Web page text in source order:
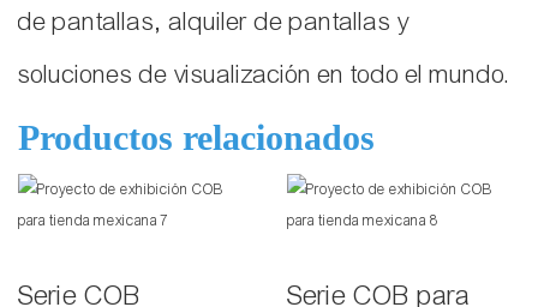
de pantallas, alquiler de pantallas y
soluciones de visualización en todo el mundo.
Productos relacionados
Serie COB
Serie COB para